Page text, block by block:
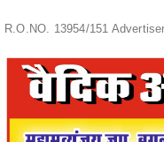
R.O.NO. 13954/151